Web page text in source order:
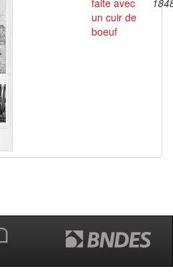
faite avec
un cuir de
boeuf